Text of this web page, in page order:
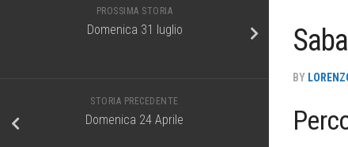
BY
PROSSIMA STORIA
Domenica 31 luglio
STORIA PRECEDENTE
Domenica 24 Aprile